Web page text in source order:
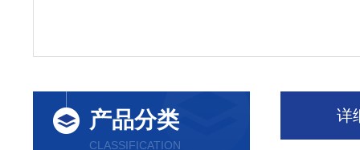
产品分类
CLASSIFICATION
详